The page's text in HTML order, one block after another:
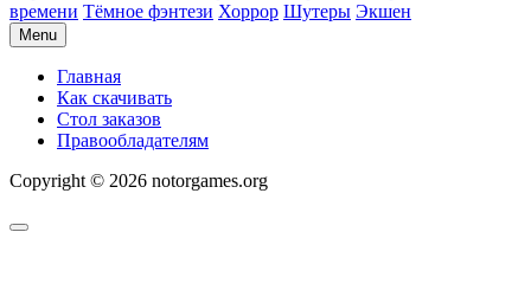
времени Тёмное фэнтези Хоррор Шутеры Экшен
Menu
Главная
Как скачивать
Стол заказов
Правообладателям
Copyright © 2026 notorgames.org
Scroll